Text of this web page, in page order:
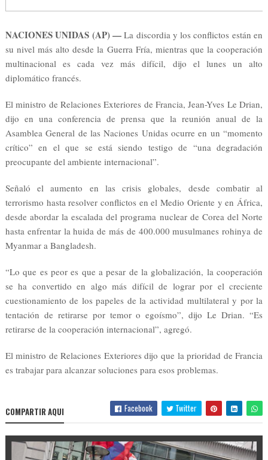
NACIONES UNIDAS (AP) —La discordia y los conflictos están en
su nivel más alto desde la Guerra Fría, mientras que la cooperación
multinacional es cada vez más difícil, dijo el lunes un alto
diplomático francés.
El ministro de Relaciones Exteriores de Francia, Jean-Yves Le Drian,
dijo en una conferencia de prensa que la reunión anual de la
Asamblea General de las Naciones Unidas ocurre en un “momento
crítico” en el que se está siendo testigo de “una degradación
preocupante del ambiente internacional”.
Señaló el aumento en las crisis globales, desde combatir al
terrorismo hasta resolver conflictos en el Medio Oriente y en África,
desde abordar la escalada del programa nuclear de Corea del Norte
hasta enfrentar la huida de más de 400.000 musulmanes rohinya de
Myanmar a Bangladesh.
“Lo que es peor es que a pesar de la globalización, la cooperación
se ha convertido en algo más difícil de lograr por el creciente
cuestionamiento de los papeles de la actividad multilateral y por la
tentación de retirarse por temor o egoísmo”, dijo Le Drian. “Es
retirarse de la cooperación internacional”, agregó.
El ministro de Relaciones Exteriores dijo que la prioridad de Francia
es trabajar para alcanzar soluciones para esos problemas.
COMPARTIR AQUI Facebook Twitter